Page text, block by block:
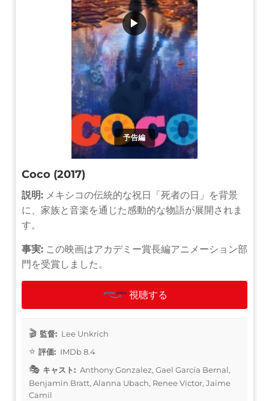
予告編
▶
Coco (2017)
説明: メキシコの伝統的な祝日「死者の日」を背景
に、家族と音楽を通じた感動的な物語が展開されま
す。
事実: この映画はアカデミー賞長編アニメーション部
門を受賞しました。
視聴する
監督: Lee Unkrich
評価: IMDb 8.4
キャスト: Anthony Gonzalez, Gael García Bernal,
Benjamin Bratt, Alanna Ubach, Renee Victor, Jaime
Camil